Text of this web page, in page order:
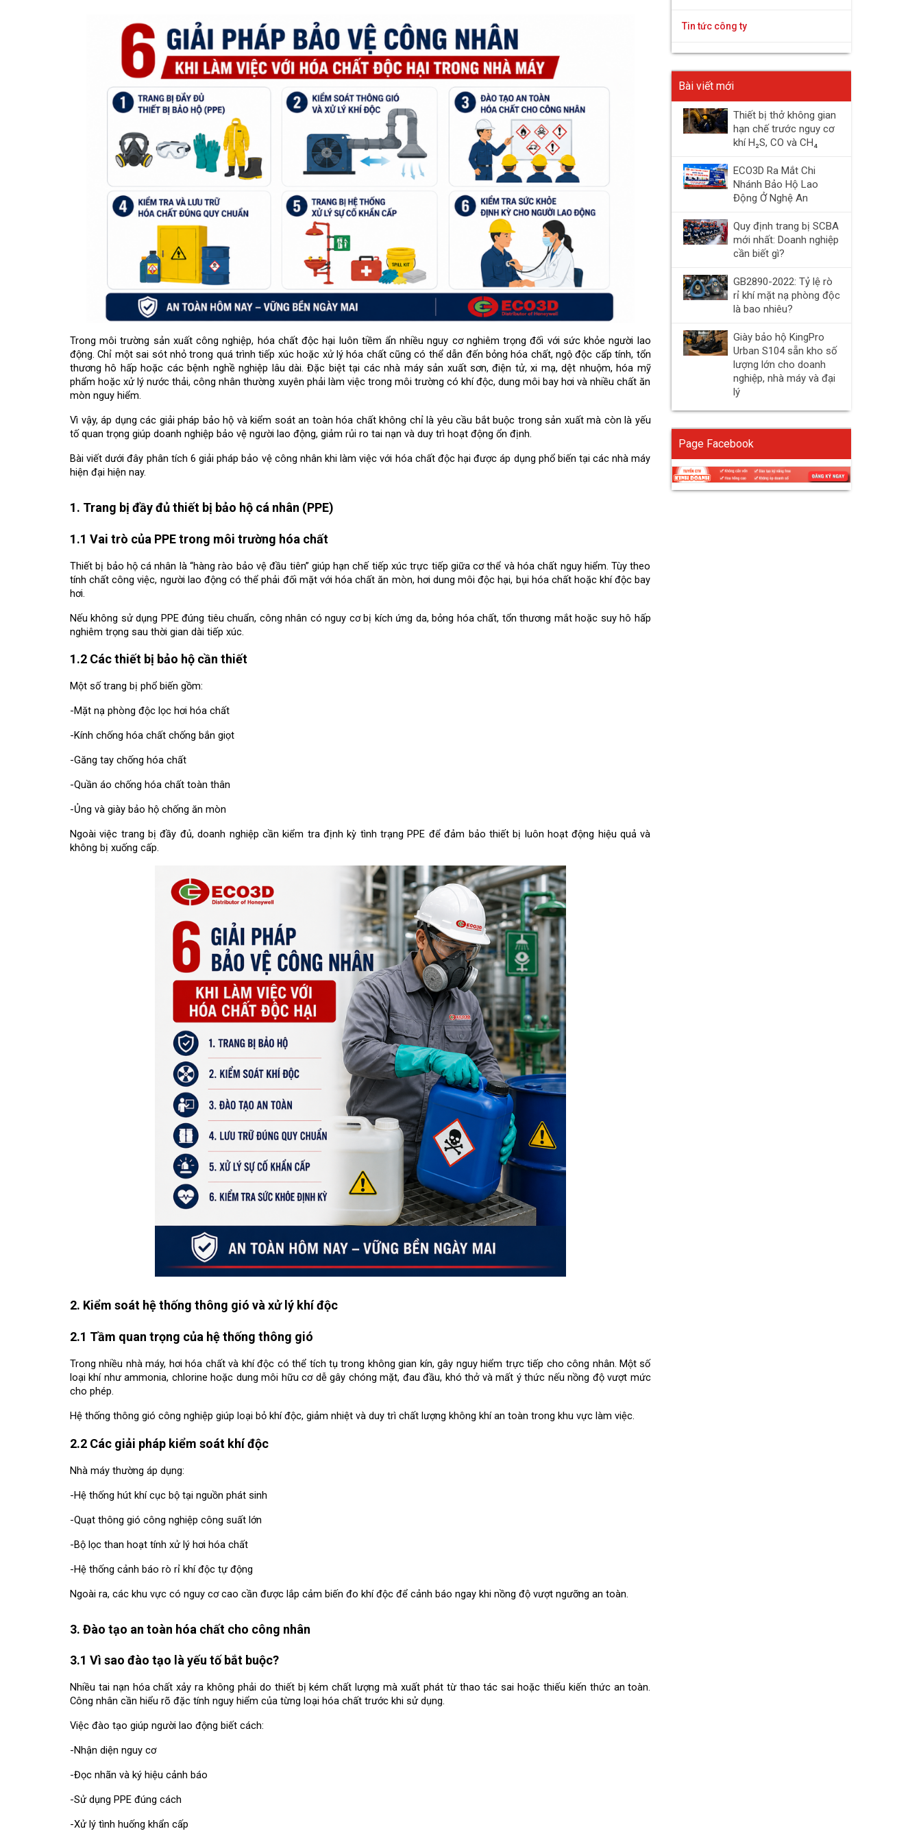
Trong môi trường sản xuất công nghiệp, hóa chất độc hại luôn tiềm ẩn nhiều nguy cơ nghiêm trọng đối với sức khỏe người lao
động. Chỉ một sai sót nhỏ trong quá trình tiếp xúc hoặc xử lý hóa chất cũng có thể dẫn đến bỏng hóa chất, ngộ độc cấp tính, tổn
thương hô hấp hoặc các bệnh nghề nghiệp lâu dài. Đặc biệt tại các nhà máy sản xuất sơn, điện tử, xi mạ, dệt nhuộm, hóa mỹ
phẩm hoặc xử lý nước thải, công nhân thường xuyên phải làm việc trong môi trường có khí độc, dung môi bay hơi và nhiều chất ăn
mòn nguy hiểm.
Vì vậy, áp dụng các giải pháp bảo hộ và kiểm soát an toàn hóa chất không chỉ là yêu cầu bắt buộc trong sản xuất mà còn là yếu
tố quan trọng giúp doanh nghiệp bảo vệ người lao động, giảm rủi ro tai nạn và duy trì hoạt động ổn định.
Bài viết dưới đây phân tích 6 giải pháp bảo vệ công nhân khi làm việc với hóa chất độc hại được áp dụng phổ biến tại các nhà máy
hiện đại hiện nay.
1. Trang bị đầy đủ thiết bị bảo hộ cá nhân (PPE)
1.1 Vai trò của PPE trong môi trường hóa chất
Thiết bị bảo hộ cá nhân là “hàng rào bảo vệ đầu tiên” giúp hạn chế tiếp xúc trực tiếp giữa cơ thể và hóa chất nguy hiểm. Tùy theo
tính chất công việc, người lao động có thể phải đối mặt với hóa chất ăn mòn, hơi dung môi độc hại, bụi hóa chất hoặc khí độc bay
hơi.
Nếu không sử dụng PPE đúng tiêu chuẩn, công nhân có nguy cơ bị kích ứng da, bỏng hóa chất, tổn thương mắt hoặc suy hô hấp
nghiêm trọng sau thời gian dài tiếp xúc.
1.2 Các thiết bị bảo hộ cần thiết
Một số trang bị phổ biến gồm:
-Mặt nạ phòng độc lọc hơi hóa chất
-Kính chống hóa chất chống bắn giọt
-Găng tay chống hóa chất
-Quần áo chống hóa chất toàn thân
-Ủng và giày bảo hộ chống ăn mòn
Ngoài việc trang bị đầy đủ, doanh nghiệp cần kiểm tra định kỳ tình trạng PPE để đảm bảo thiết bị luôn hoạt động hiệu quả và
không bị xuống cấp.
2. Kiểm soát hệ thống thông gió và xử lý khí độc
2.1 Tầm quan trọng của hệ thống thông gió
Trong nhiều nhà máy, hơi hóa chất và khí độc có thể tích tụ trong không gian kín, gây nguy hiểm trực tiếp cho công nhân. Một số
loại khí như ammonia, chlorine hoặc dung môi hữu cơ dễ gây chóng mặt, đau đầu, khó thở và mất ý thức nếu nồng độ vượt mức
cho phép.
Hệ thống thông gió công nghiệp giúp loại bỏ khí độc, giảm nhiệt và duy trì chất lượng không khí an toàn trong khu vực làm việc.
2.2 Các giải pháp kiểm soát khí độc
Nhà máy thường áp dụng:
-Hệ thống hút khí cục bộ tại nguồn phát sinh
-Quạt thông gió công nghiệp công suất lớn
-Bộ lọc than hoạt tính xử lý hơi hóa chất
-Hệ thống cảnh báo rò rỉ khí độc tự động
Ngoài ra, các khu vực có nguy cơ cao cần được lắp cảm biến đo khí độc để cảnh báo ngay khi nồng độ vượt ngưỡng an toàn.
3. Đào tạo an toàn hóa chất cho công nhân
3.1 Vì sao đào tạo là yếu tố bắt buộc?
Nhiều tai nạn hóa chất xảy ra không phải do thiết bị kém chất lượng mà xuất phát từ thao tác sai hoặc thiếu kiến thức an toàn.
Công nhân cần hiểu rõ đặc tính nguy hiểm của từng loại hóa chất trước khi sử dụng.
Việc đào tạo giúp người lao động biết cách:
-Nhận diện nguy cơ
-Đọc nhãn và ký hiệu cảnh báo
-Sử dụng PPE đúng cách
-Xử lý tình huống khẩn cấp
Tin tức công ty
Bài viết mới
Thiết bị thở không gian
hạn chế trước nguy cơ
khí H₂S, CO và CH₄
ECO3D Ra Mắt Chi
Nhánh Bảo Hộ Lao
Động Ở Nghệ An
Quy định trang bị SCBA
mới nhất: Doanh nghiệp
cần biết gì?
GB2890-2022: Tỷ lệ rò
rỉ khí mặt nạ phòng độc
là bao nhiêu?
Giày bảo hộ KingPro
Urban S104 sẵn kho số
lượng lớn cho doanh
nghiệp, nhà máy và đại
lý
Page Facebook